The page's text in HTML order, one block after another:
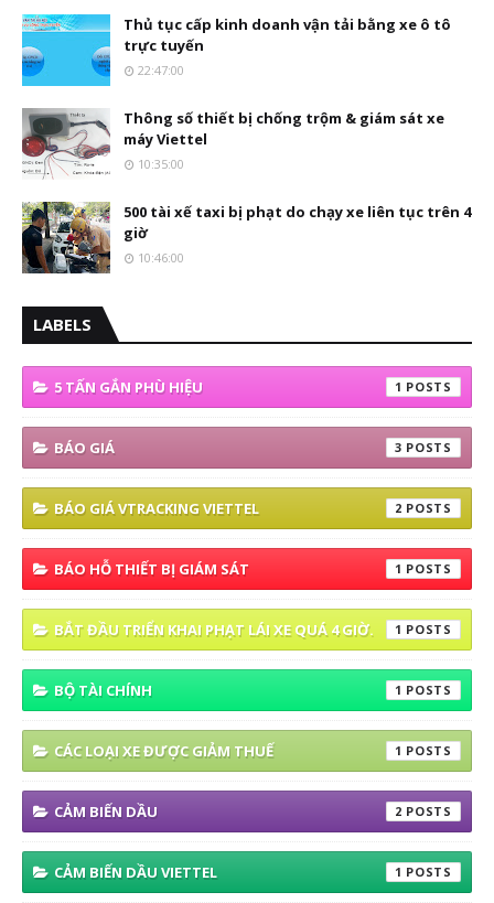
Thủ tục cấp kinh doanh vận tải bằng xe ô tô
trực tuyến
22:47:00
Thông số thiết bị chống trộm & giám sát xe
máy Viettel
10:35:00
500 tài xế taxi bị phạt do chạy xe liên tục trên 4
giờ
10:46:00
LABELS
5 TẤN GẮN PHÙ HIỆU 1
BÁO GIÁ 3
BÁO GIÁ VTRACKING VIETTEL 2
BÁO HỖ THIẾT BỊ GIÁM SÁT 1
BẮT ĐẦU TRIỂN KHAI PHẠT LÁI XE QUÁ 4 GIỜ. 1
BỘ TÀI CHÍNH 1
CÁC LOẠI XE ĐƯỢC GIẢM THUẾ 1
CẢM BIẾN DẦU 2
CẢM BIẾN DẦU VIETTEL 1